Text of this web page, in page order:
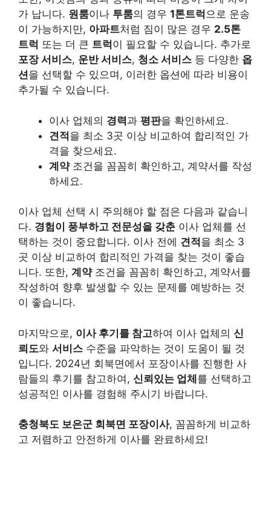
가 납니다. 원룸이나 투룸의 경우 1톤트럭 으로 운송
이 가능하지만, 아파트처럼 짐이 많은 경우 2.5톤
트럭 또는 더 큰 트럭 이 필요할 수 있습니다. 추가로
포장 서비스, 운반 서비스, 청소 서비스 등 다양한 옵
션을 선택할 수 있으며, 이러한 옵션에 따라 비용이
추가될 수 있습니다.
이사 업체의 경력과 평판을 확인하세요.
견적을 최소 3곳 이상 비교하여 합리적인 가
격을 찾으세요.
계약조건을 꼼꼼히 확인하고, 계약서를 작성
하세요.
이사 업체 선택 시 주의해야 할 점은 다음과 같습니
다. 경험이 풍부하고 전문성을 갖춘 이사 업체를 선
택하는 것이 중요합니다. 이사 전에 견적 을 최소 3
곳 이상 비교하여 합리적인 가격을 찾는 것이 좋습
니다. 또한, 계약조건을 꼼꼼히 확인하고, 계약서를
작성하여 향후 발생할 수 있는 문제를 예방하는 것
이 좋습니다.
마지막으로, 이사 후기를 참고하여 이사 업체의 신
뢰도와 서비스 수준을 파악하는 것이 도움이 될 것
입니다. 2024년 회북면에서 포장이사를 진행한 사
람들의 후기를 참고하여, 신뢰있는 업체를 선택하고
성공적인 이사를 경험해 주시기 바랍니다.
충청북도 보은군 회북면 포장이사, 꼼꼼하게 비교하
고 저렴하고 안전하게 이사를 완료하세요!